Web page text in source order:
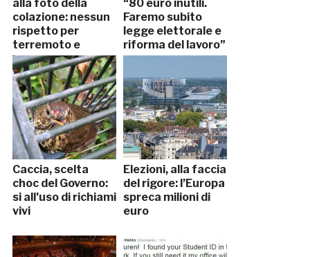
alla foto della
colazione: nessun
rispetto per
terremoto e
agguato di Pesaro
“80 euro inutili.
Faremo subito
legge elettorale e
riforma del lavoro”
Caccia, scelta
choc del Governo:
si all’uso di richiami
vivi
Elezioni, alla faccia
del rigore: l’Europa
spreca milioni di
euro